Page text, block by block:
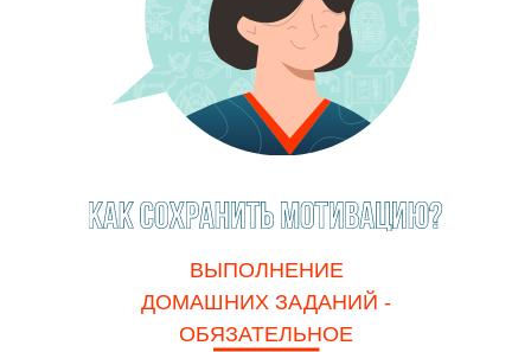
ВЫПОЛНЕНИЕ
ДОМАШНИХ ЗАДАНИЙ -
ОБЯЗАТЕЛЬНОЕ